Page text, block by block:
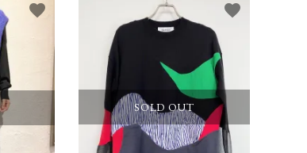
favorite
SOLD OUT
favorite